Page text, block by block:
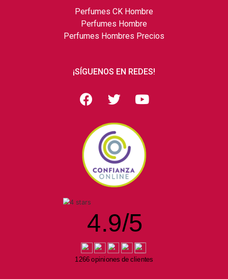
Perfumes CK Hombre
Perfumes Hombre
Perfumes Hombres Precios
¡SÍGUENOS EN REDES!
4.9/5
1266 opiniones de clientes